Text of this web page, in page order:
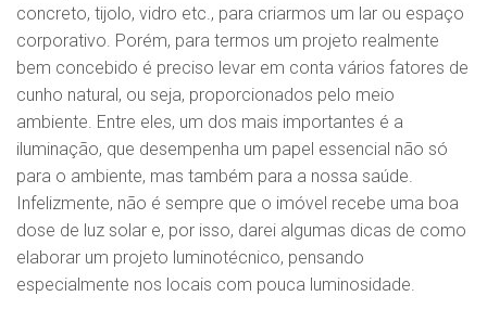
concreto, tijolo, vidro etc., para criarmos um lar ou espaço
corporativo. Porém, para termos um projeto realmente
bem concebido é preciso levar em conta vários fatores de
cunho natural, ou seja, proporcionados pelo meio
ambiente. Entre eles, um dos mais importantes é a
iluminação, que desempenha um papel essencial não só
para o ambiente, mas também para a nossa saúde.
Infelizmente, não é sempre que o imóvel recebe uma boa
dose de luz solar e, por isso, darei algumas dicas de como
elaborar um projeto luminotécnico, pensando
especialmente nos locais com pouca luminosidade.